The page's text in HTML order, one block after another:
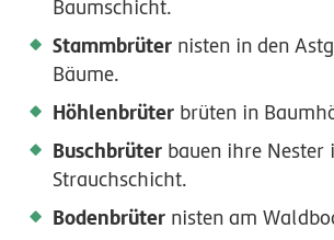
Baumschicht.
Stammbrüter nisten in den
Bäume.
Höhlenbrüter brüten in
Buschbrüter bauen ihre Nester
Strauchschicht.
Bodenbrüter nisten am